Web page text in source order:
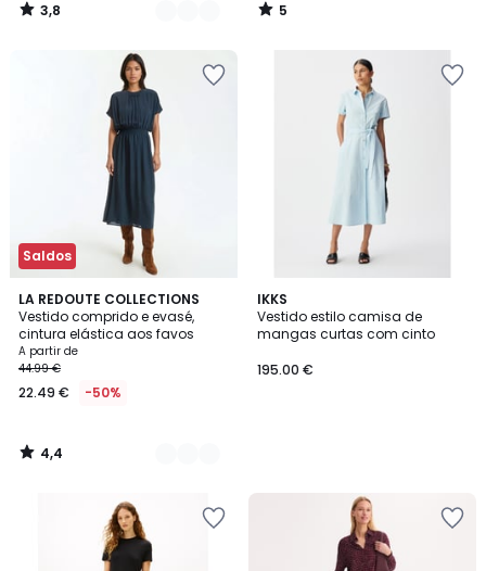
3,8
/
5
/
Saldos
LA REDOUTE COLLECTIONS
Vestido comprido e evasé,
cintura elástica aos favos
A partir de
44.99 €
22.49 € -50%
4,4
/ 5
2
Cores
4,4
/
IKKS
Vestido estilo camisa de
mangas curtas com cinto
195.00 €